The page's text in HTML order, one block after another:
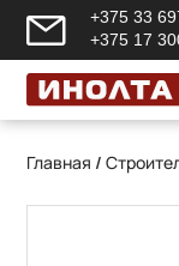
+375 33
+375 17
Главная /